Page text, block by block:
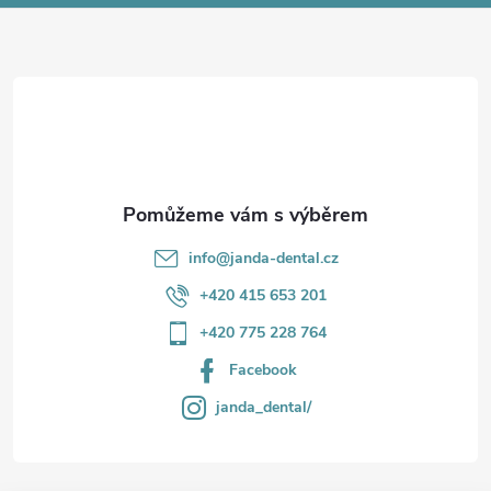
a
info@janda-dental.cz
+420 415 653 201
+420 775 228 764
Facebook
janda_dental/